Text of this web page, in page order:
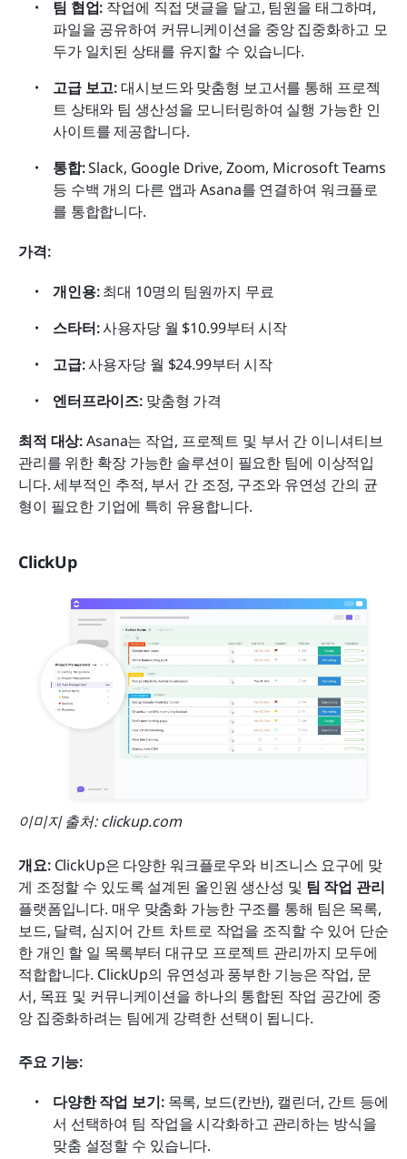
팀 협업: 작업에 직접 댓글을 달고, 팀원을 태그하며,
파일을 공유하여 커뮤니케이션을 중앙 집중화하고 모
두가 일치된 상태를 유지할 수 있습니다.
고급 보고: 대시보드와 맞춤형 보고서를 통해 프로젝
트 상태와 팀 생산성을 모니터링하여 실행 가능한 인
사이트를 제공합니다.
통합: Slack, Google Drive, Zoom, Microsoft Teams
등 수백 개의 다른 앱과 Asana를 연결하여 워크플로
를 통합합니다.
가격:
개인용: 최대 10명의 팀원까지 무료
스타터: 사용자당 월 $10.99부터 시작
고급: 사용자당 월 $24.99부터 시작
엔터프라이즈: 맞춤형 가격
최적 대상: Asana는 작업, 프로젝트 및 부서 간 이니셔티브
관리를 위한 확장 가능한 솔루션이 필요한 팀에 이상적입
니다. 세부적인 추적, 부서 간 조정, 구조와 유연성 간의 균
형이 필요한 기업에 특히 유용합니다.
ClickUp
이미지 출처: clickup.com
개요: ClickUp은 다양한 워크플로우와 비즈니스 요구에 맞
게 조정할 수 있도록 설계된 올인원 생산성 및 팀 작업 관리
플랫폼입니다. 매우 맞춤화 가능한 구조를 통해 팀은 목록,
보드, 달력, 심지어 간트 차트로 작업을 조직할 수 있어 단순
한 개인 할 일 목록부터 대규모 프로젝트 관리까지 모두에
적합합니다. ClickUp의 유연성과 풍부한 기능은 작업, 문
서, 목표 및 커뮤니케이션을 하나의 통합된 작업 공간에 중
앙 집중화하려는 팀에게 강력한 선택이 됩니다.
주요 기능:
다양한 작업 보기: 목록, 보드(칸반), 캘린더, 간트 등에
서 선택하여 팀 작업을 시각화하고 관리하는 방식을
맞춤 설정할 수 있습니다.